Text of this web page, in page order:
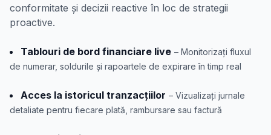
conformitate și decizii reactive în loc de strategii
proactive.
Tablouri de bord financiare live – Monitorizați fluxul
de numerar, soldurile și rapoartele de expirare în timp real
Acces la istoricul tranzacțiilor – Vizualizați jurnale
detaliate pentru fiecare plată, rambursare sau factură